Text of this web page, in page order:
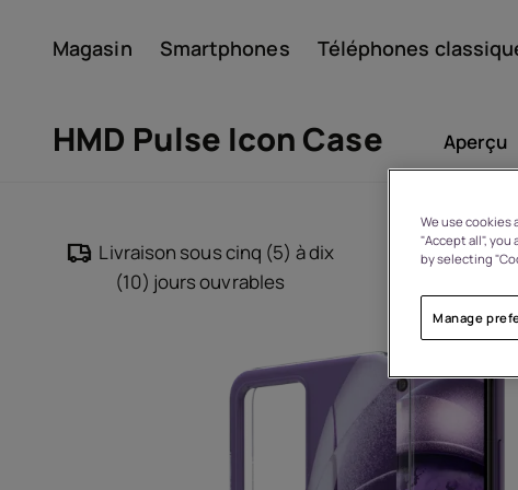
Magasin Smartphones Téléphones
À propos
Recyclage des appareils
HMD Pulse Icon Case Aperçu
Livraison sous cinq (5) à dix
(10) jours ouvrables
Retours
We use cookies
"Accept all",
by selecting
Manage